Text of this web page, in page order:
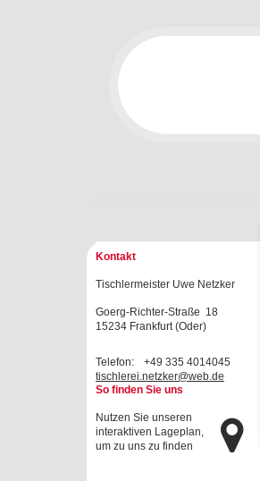
Kontakt
Tischlermeister Uwe Netzker
Goerg-Richter-Straße 18
15234 Frankfurt (Oder)
Telefon:
+49 335 4014045
tischlerei.netzker@web.de
So finden Sie uns
Nutzen Sie unseren
interaktiven La­ge­plan,
um zu uns zu finden